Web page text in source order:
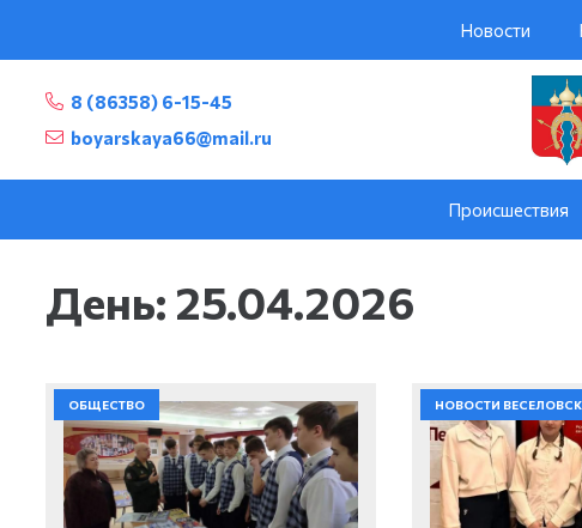
Новости
8 (86358) 6-15-45
boyarskaya66@mail.ru
Происшествия
День: 25.04.2026
ОБЩЕСТВО НОВОСТИ